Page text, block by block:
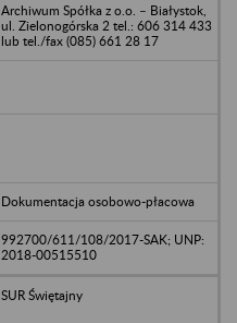
Archiwum Spółka z o.o. – Białystok,
ul. Zielonogórska 2 tel.: 606 314 433
lub tel./fax (085) 661 28 17
Dokumentacja osobowo-płacowa
992700/611/108/2017-SAK; UNP:
2018-00515510
SUR Świętajny